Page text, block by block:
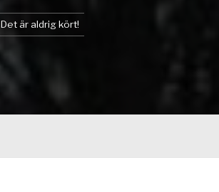
Det är aldrig kört!